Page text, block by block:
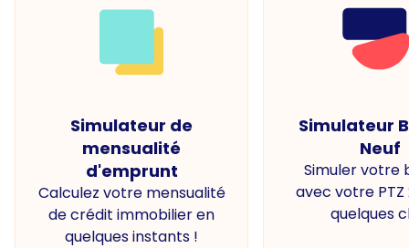
Simulateur de
mensualité
d'emprunt
Calculez votre mensualité
de crédit immobilier en
quelques instants !
Simulateur
Neuf
Simuler votre
avec votre PTZ
quelques